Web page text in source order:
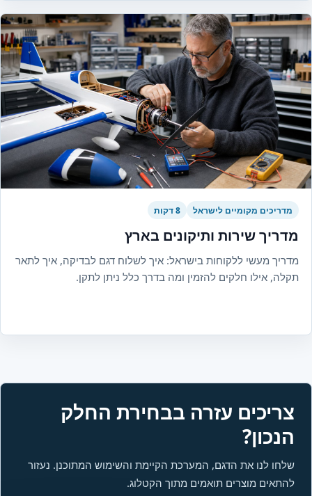
מדריכים מקומיים לישראל 8 דקות
מדריך שירות ותיקונים בארץ
מדריך מעשי ללקוחות בישראל: איך לשלוח דגם לבדיקה, איך לתאר
תקלה, אילו חלקים להזמין ומה בדרך כלל ניתן לתקן.
צריכים עזרה בבחירת החלק
הנכון?
שלחו לנו את הדגם, המערכת הקיימת והשימוש המתוכנן. נעזור
להתאים מוצרים תואמים מתוך הקטלוג.